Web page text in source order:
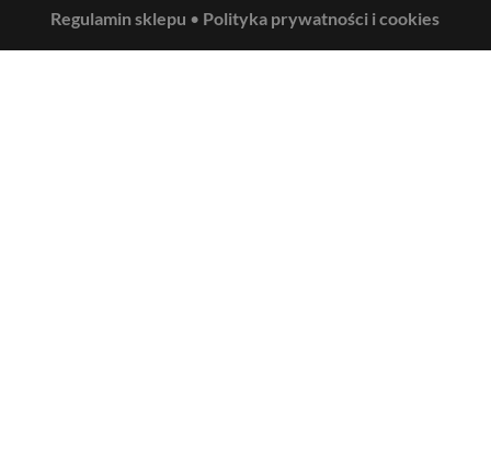
Regulamin sklepu • Polityka prywatności i cookies